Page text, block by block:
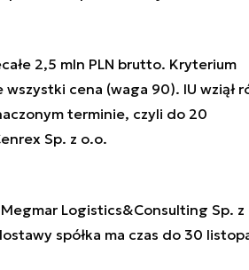
2,5 mln PLN brutto. Kryterium
cena (waga 90). IU wziął
terminie, czyli do 20
Sp. z o.o.
Logistics&Consulting Sp. z
spółka ma czas do30